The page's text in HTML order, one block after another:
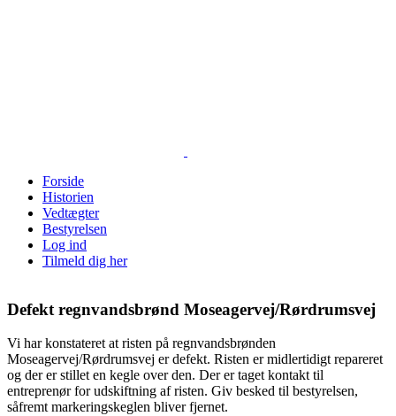
Forside
Historien
Vedtægter
Bestyrelsen
Log ind
Tilmeld dig her
Defekt regnvandsbrønd Moseagervej/Rørdrumsvej
Vi har konstateret at risten på regnvandsbrønden
Moseagervej/Rørdrumsvej er defekt. Risten er midlertidigt repareret
og der er stillet en kegle over den. Der er taget kontakt til
entreprenør for udskiftning af risten. Giv besked til bestyrelsen,
såfremt markeringskeglen bliver fjernet.